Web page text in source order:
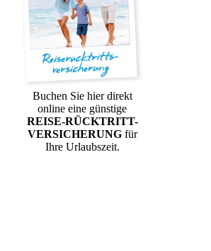
Buchen Sie hier direkt
online eine günstige
REISE-RÜCKTRITT-
VERSICHERUNGfür
Ihre Urlaubszeit.